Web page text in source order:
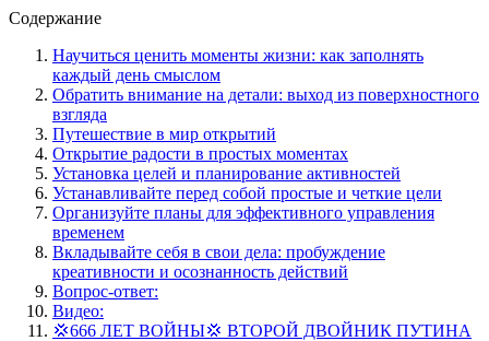
Содержание
Научиться ценить моменты жизни: как заполнять
каждый день смыслом
Обратить внимание на детали: выход из поверхностного
взгляда
Путешествие в мир открытий
Открытие радости в простых моментах
Установка целей и планирование активностей
Устанавливайте перед собой простые и четкие цели
Организуйте планы для эффективного управления
временем
Вкладывайте себя в свои дела: пробуждение
креативности и осознанность действий
Вопрос-ответ:
Видео:
💢666 ЛЕТ ВОЙНЫ💢 ВТОРОЙ ДВОЙНИК ПУТИНА